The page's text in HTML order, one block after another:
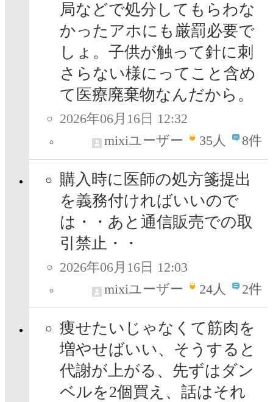
局などで処分してもらわな
かったアホにも厳罰必要で
しょ。子供が触って針に刺
さらない様にってこと含め
て医療廃棄物なんだから。
2026年06月16日 12:32
mixiユーザー
35人 8件
購入時に医師の処方箋提出
を義務付ければいいので
は・・あと通信販売での取
引禁止・・
2026年06月16日 12:03
mixiユーザー
24人 2件
痩せたいじゃなくて筋肉を
増やせばいい、そうすると
代謝が上がる、先ずはダン
ベルを2個買え、話はそれ